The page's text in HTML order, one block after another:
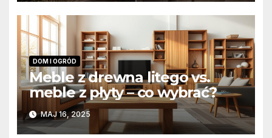
DOM I OGRÓD
Meble z drewna litego vs.
meble z płyty – co wybrać?
MAJ 16, 2025